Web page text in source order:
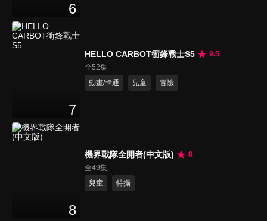
6
7
HELLO CARBOT衝鋒戰士S5
9.5
全52集
動畫/卡通
兒童 冒險
8
機界戰隊全開者(中文版)
8
全49集
兒童
特攝